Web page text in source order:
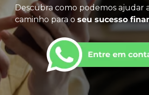
Descubra como podemos ajudar
caminho para o seu sucesso